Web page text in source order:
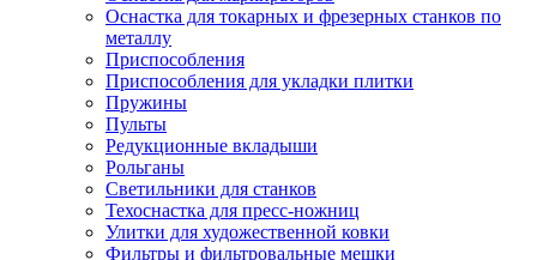
Оснастка для токарных и фрезерных станков по
металлу
Приспособления
Приспособления для укладки плитки
Пружины
Пульты
Редукционные вкладыши
Рольганы
Светильники для станков
Техоснастка для пресс-ножниц
Улитки для художественной ковки
Фильтры и фильтровальные мешки